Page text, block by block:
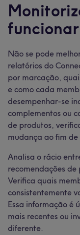
funcionar
Não se pode
relatórios do
por marcação,
e como cada
desempenhar-se
complementos ou
de produtos,
mudança ao fim
Analisa o rácio
recomendações
Verifica quais
consistentemente
Essa informação é
mais recentes ou
diferente.